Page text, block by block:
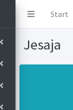
Start
Jesaja